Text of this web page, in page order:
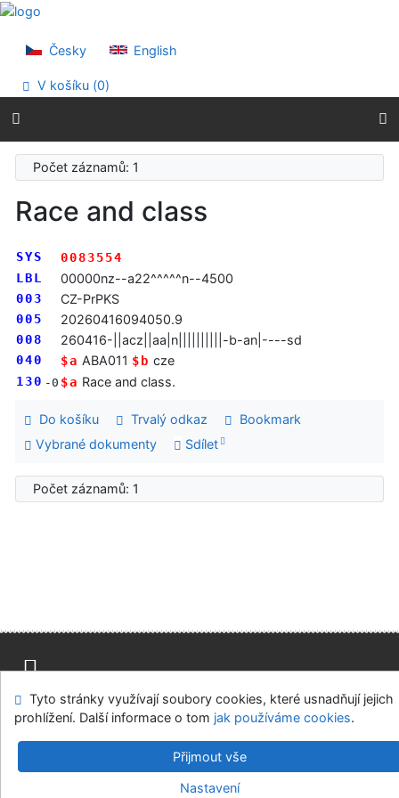
Přejít na obsah
Prohlášení o webové přístupnosti
Česky English
V košíku (0)
Počet záznamů: 1
Race and class
SYS
0083554
LBL
00000nz--a22^^^^^n--4500
003 CZ-PrPKS
005 20260416094050.9
008 260416-||acz||aa|n||||||||||-b-an|----sd
040 $a ABA011 $b cze
130 -0 $a Race and class.
Do košíku Trvalý odkaz
Bookmark
Vybrané dokumenty
Sdílet
Počet záznamů: 1
Mapa stránek Přístupnost
Soukromí
Modul OpenSearch
Napište nám Nastavení cookies
Parlamentní knihovna České republiky
v.4.8.63a-Cosmotron Bohemia, s.r.o.
Tyto stránky využívají soubory cookies, které usnadňují jejich
prohlížení. Další informace o tom jak používáme cookies.
Přijmout vše
Nastavení